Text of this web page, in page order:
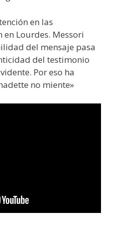
en las
en Lourdes. Messori
del mensaje pasa
del testimonio
Por eso ha
no miente»